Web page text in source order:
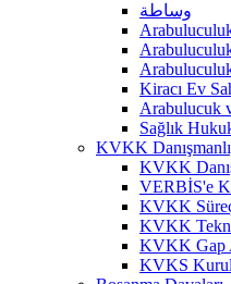
وساطة
Kiracı Ev
Arabulucuk
Sağlık
KVKK
KVKK
VERBİS'e
KVKK Süreç
KVKK
KVKK Gap
KVKS